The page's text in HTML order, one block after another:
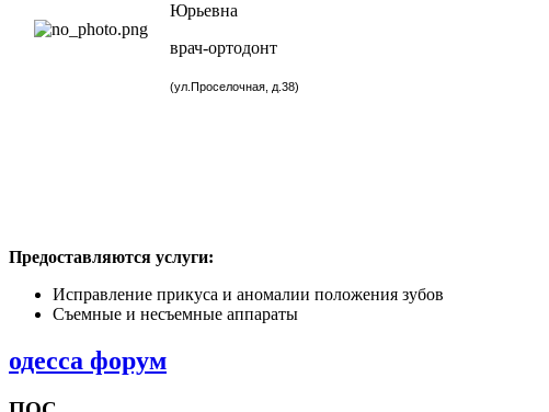
Юрьевна
врач-ортодонт
(ул.Проселочная, д.38)
Предоставляются услуги:
Исправление прикуса и аномалии положения зубов
Съемные и несъемные аппараты
одесса форум